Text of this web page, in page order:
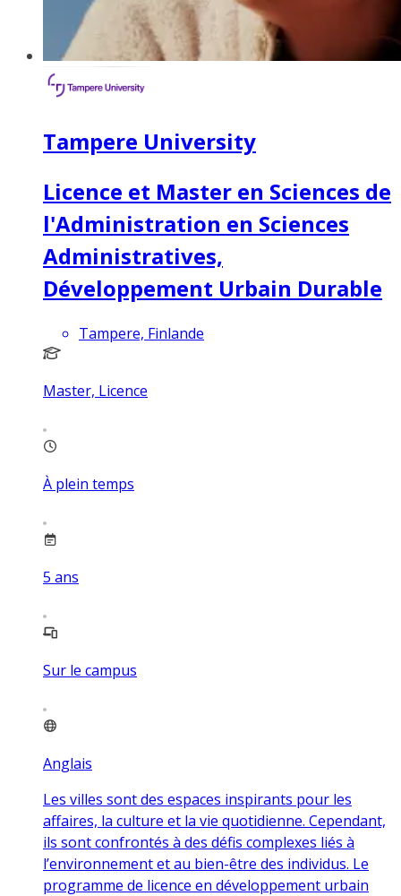
Tampere University
Licence et Master en Sciences de
l'Administration en Sciences
Administratives,
Développement Urbain Durable
Tampere, Finlande
Master, Licence
À plein temps
5 ans
Sur le campus
Anglais
Les villes sont des espaces inspirants pour les
affaires, la culture et la vie quotidienne. Cependant,
ils sont confrontés à des défis complexes liés à
l’environnement et au bien-être des individus. Le
programme de licence en développement urbain